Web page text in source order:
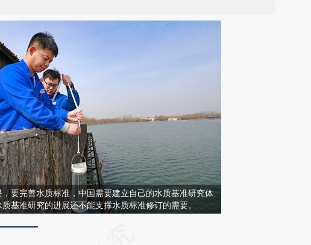
要完善水质标准，中国需要建立自己的水质基准研究体
基准研究的进展还不能支撑水质标准修订的需要。